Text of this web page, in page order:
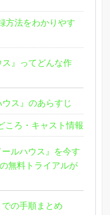
方法をわかりやす
』ってどんな作
ス』のあらすじ
ころ・キャスト情報
ルハウス』を今す
無料トライアルが
の手順まとめ